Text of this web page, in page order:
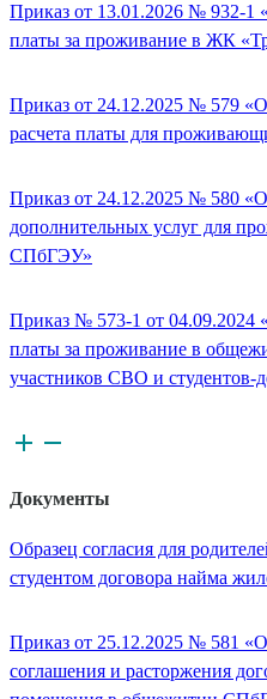
Приказ от 13.01.2026 № 932-1
платы за проживание в ЖК
Приказ от 24.12.2025 № 579
расчета платы для
Приказ от 24.12.2025 № 580
дополнительных услуг для
СПбГЭУ»
Приказ № 573-1 от 04.09.2024
платы за проживание в
участников СВО и студентов-
Документы
Образец согласия для
студентом договора найма
Приказ от 25.12.2025 № 581
соглашения и расторжения